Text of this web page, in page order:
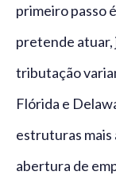
primeiro passo
pretende atuar,
tributação
Flórida e
estruturas mais
abertura de